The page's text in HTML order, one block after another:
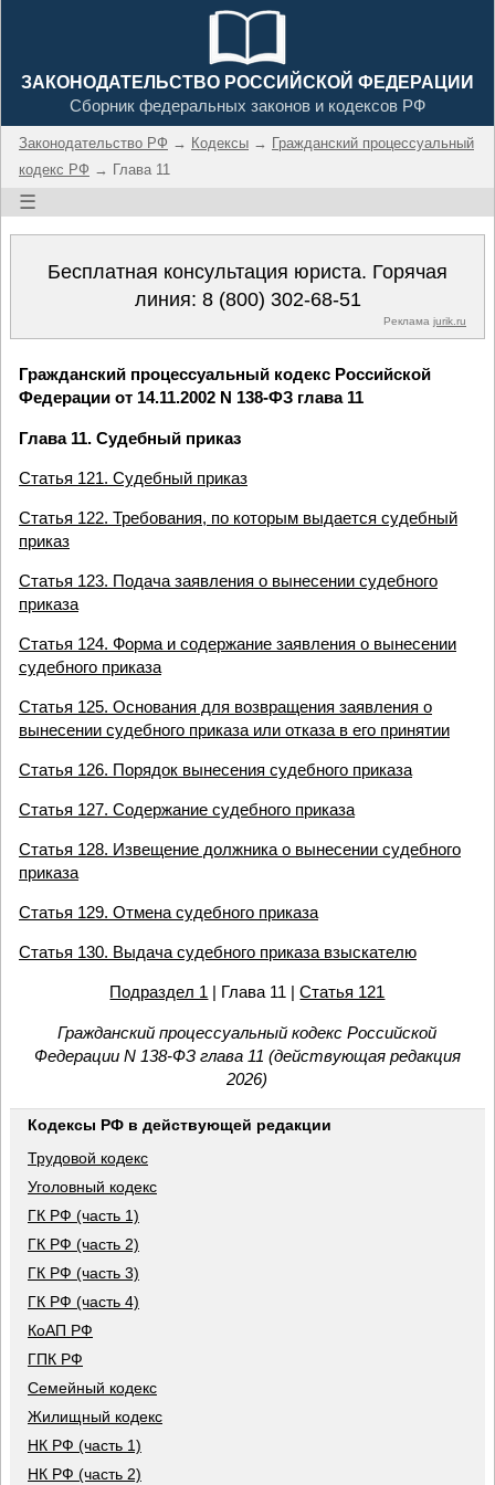
ЗАКОНОДАТЕЛЬСТВО РОССИЙСКОЙ ФЕДЕРАЦИИ
Сборник федеральных законов и кодексов РФ
Законодательство РФ → Кодексы → Гражданский процессуальный
кодекс РФ → Глава 11
☰
Бесплатная консультация юриста. Горячая
линия: 8 (800) 302-68-51
Реклама jurik.ru
Гражданский процессуальный кодекс Российской
Федерации от 14.11.2002 N 138-ФЗ глава 11
Глава 11. Судебный приказ
Статья 121. Судебный приказ
Статья 122. Требования, по которым выдается судебный
приказ
Статья 123. Подача заявления о вынесении судебного
приказа
Статья 124. Форма и содержание заявления о вынесении
судебного приказа
Статья 125. Основания для возвращения заявления о
вынесении судебного приказа или отказа в его принятии
Статья 126. Порядок вынесения судебного приказа
Статья 127. Содержание судебного приказа
Статья 128. Извещение должника о вынесении судебного
приказа
Статья 129. Отмена судебного приказа
Статья 130. Выдача судебного приказа взыскателю
Подраздел 1 | Глава 11 |Статья 121
Гражданский процессуальный кодекс Российской
Федерации N 138-ФЗ глава 11 (действующая редакция
2026)
Кодексы РФ в действующей редакции
Трудовой кодекс
Уголовный кодекс
ГК РФ (часть 1)
ГК РФ (часть 2)
ГК РФ (часть 3)
ГК РФ (часть 4)
КоАП РФ
ГПК РФ
Семейный кодекс
Жилищный кодекс
НК РФ (часть 1)
НК РФ (часть 2)